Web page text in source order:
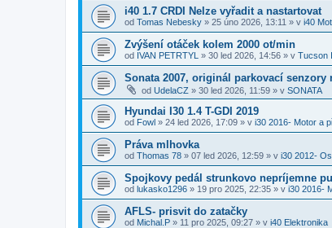
i40 1.7 CRDI Nelze vyřadit a nastartovat
od Tomas Nebesky » 25 úno 2026, 13:11 » v i40
Zvýšení otáček kolem 2000 ot/min
od IVAN PETRTYL » 30 led 2026, 14:56 » v Tucson
Sonata 2007, originál parkovací senzory
od UdelaCZ » 30 led 2026, 11:59 » v SONATA
Hyundai I30 1.4 T-GDI 2019
od Fowl » 24 led 2026, 17:09 » v i30 2016- Motor a
Práva mlhovka
od Thomas 78 » 07 led 2026, 12:59 » v i30 2012-
Spojkovy pedál strunkovo nepríjemne
od lukasko1296 » 19 pro 2025, 22:35 » v i30 2016-
AFLS- prisvit do zatačky
od Michal.P » 11 pro 2025, 09:27 » v i40 Elektronika